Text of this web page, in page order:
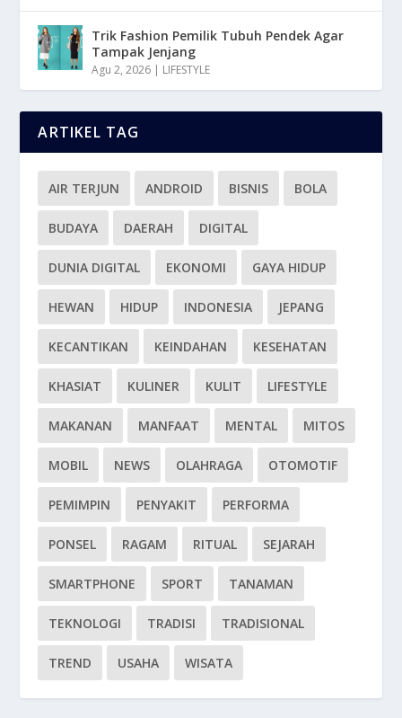
Trik Fashion Pemilik Tubuh Pendek Agar
Tampak Jenjang
Agu 2, 2026 | LIFESTYLE
ARTIKEL TAG
AIR TERJUN ANDROID BISNIS BOLA
BUDAYA DAERAH DIGITAL
DUNIA DIGITAL EKONOMI GAYA HIDUP
HEWAN HIDUP INDONESIA JEPANG
KECANTIKAN KEINDAHAN KESEHATAN
KHASIAT KULINER KULIT LIFESTYLE
MAKANAN MANFAAT MENTAL MITOS
MOBIL NEWS OLAHRAGA OTOMOTIF
PEMIMPIN PENYAKIT PERFORMA
PONSEL RAGAM RITUAL SEJARAH
SMARTPHONE SPORT TANAMAN
TEKNOLOGI TRADISI TRADISIONAL
TREND USAHA WISATA